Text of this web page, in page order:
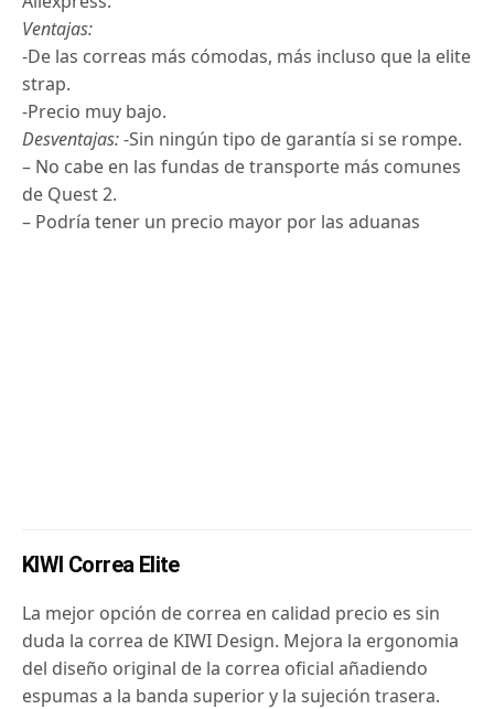
Ventajas:
-De las correas más cómodas, más incluso que la elite
strap.
-Precio muy bajo.
Desventajas:-Sin ningún tipo de garantía si se rompe.
– No cabe en las fundas de transporte más comunes
de Quest 2.
– Podría tener un precio mayor por las aduanas
KIWI Correa Elite
La mejor opción de correa en calidad precio es sin
duda la correa de KIWI Design. Mejora la ergonomia
del diseño original de la correa oficial añadiendo
espumas a la banda superior y la sujeción trasera.